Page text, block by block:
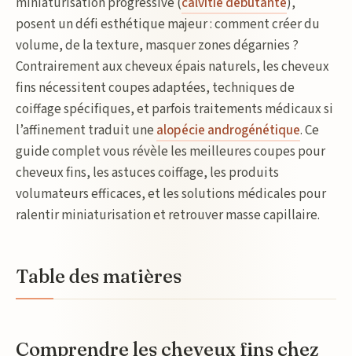
posent un défi esthétique majeur : comment créer du
volume, de la texture, masquer zones dégarnies ?
Contrairement aux cheveux épais naturels, les cheveux
fins nécessitent coupes adaptées, techniques de
coiffage spécifiques, et parfois traitements médicaux si
l’affinement traduit une alopécie androgénétique. Ce
guide complet vous révèle les meilleures coupes pour
cheveux fins, les astuces coiffage, les produits
volumateurs efficaces, et les solutions médicales pour
ralentir miniaturisation et retrouver masse capillaire.
Table des matières
Comprendre les cheveux fins chez